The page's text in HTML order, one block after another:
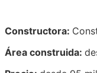
Constructora:
Área construida: